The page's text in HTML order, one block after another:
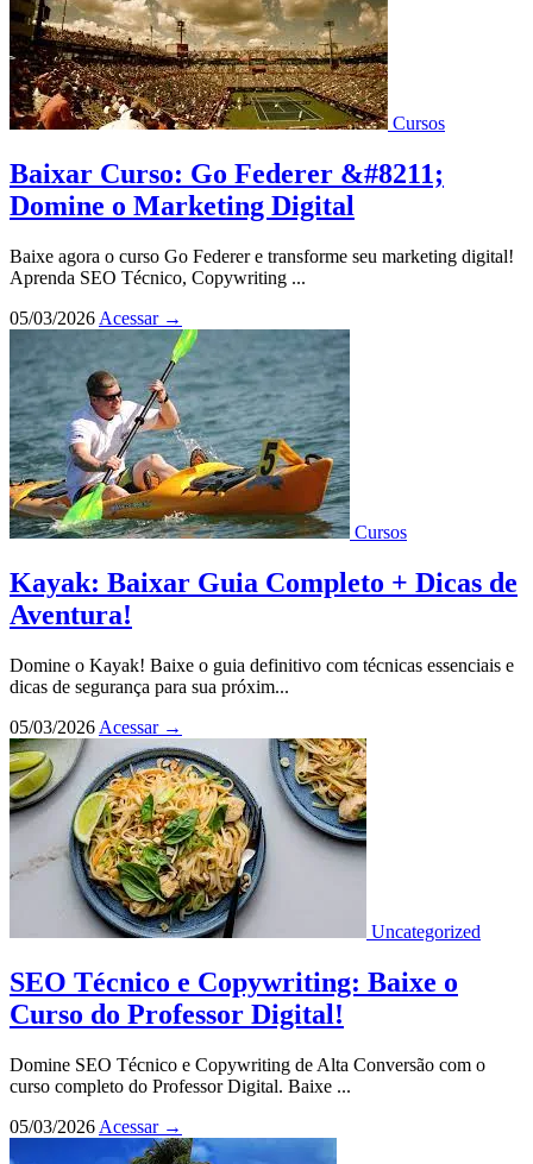
Cursos
Baixar Curso: Go Federer &#8211;
Domine o Marketing Digital
Baixe agora o curso Go Federer e transforme seu marketing digital!
Aprenda SEO Técnico, Copywriting ...
05/03/2026 Acessar →
Cursos
Kayak: Baixar Guia Completo + Dicas de
Aventura!
Domine o Kayak! Baixe o guia definitivo com técnicas essenciais e
dicas de segurança para sua próxim...
05/03/2026 Acessar →
Uncategorized
SEO Técnico e Copywriting: Baixe o
Curso do Professor Digital!
Domine SEO Técnico e Copywriting de Alta Conversão com o
curso completo do Professor Digital. Baixe ...
05/03/2026 Acessar →